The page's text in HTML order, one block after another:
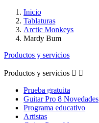
Inicio
Tablaturas
Arctic Monkeys
Mardy Bum
Productos y servicios
Productos y servicios  
Prueba gratuita
Guitar Pro 8 Novedades
Programa educativo
Artistas